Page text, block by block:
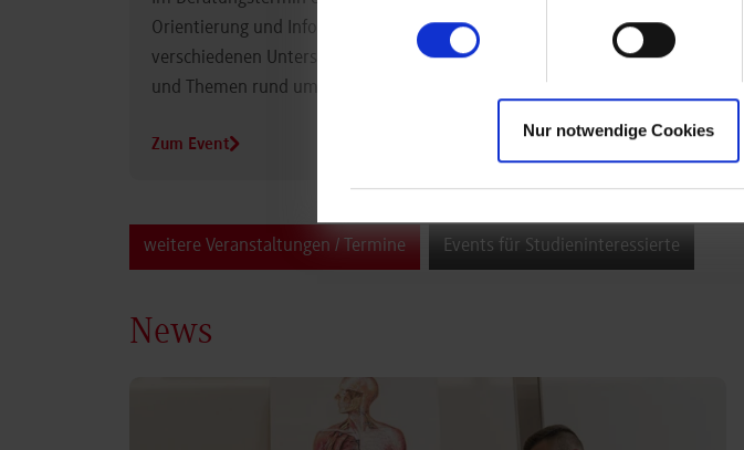
Nur notwendige Cookies
Orientierung und Informationen zu
verschiedenen Unterstützungsmöglichkeiten
und Themen rund um das Studium.
Zum Event
Studierende
Zum Event
weitere Veranstaltungen / Termine Events für Studieninteressierte
News